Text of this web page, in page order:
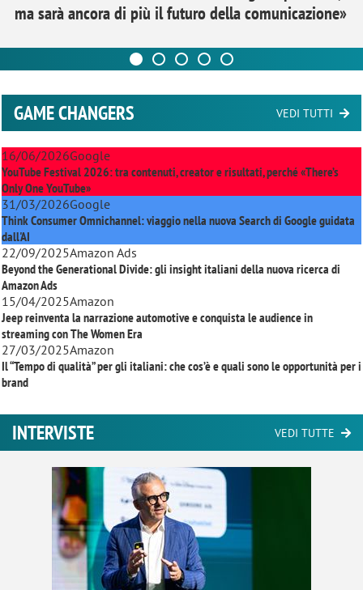
ma sarà ancora di più il futuro della comunicazione»
GAME CHANGERS VEDI TUTTI
16/06/2026Google
YouTube Festival 2026: tra contenuti, creator e risultati, perché «There’s
Only One YouTube»
31/03/2026Google
Think Consumer Omnichannel: viaggio nella nuova Search di Google guidata
dall'AI
22/09/2025Amazon Ads
Beyond the Generational Divide: gli insight italiani della nuova ricerca di
Amazon Ads
15/04/2025Amazon
Jeep reinventa la narrazione automotive e conquista le audience in
streaming conThe Women Era
27/03/2025Amazon
Il “Tempo di qualità” per gli italiani: che cos’è e quali sono le opportunità per i
brand
INTERVISTE VEDI TUTTE